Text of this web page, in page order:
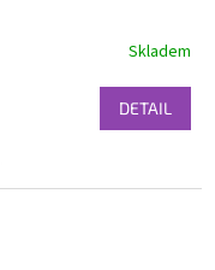
Skladem
DETAIL